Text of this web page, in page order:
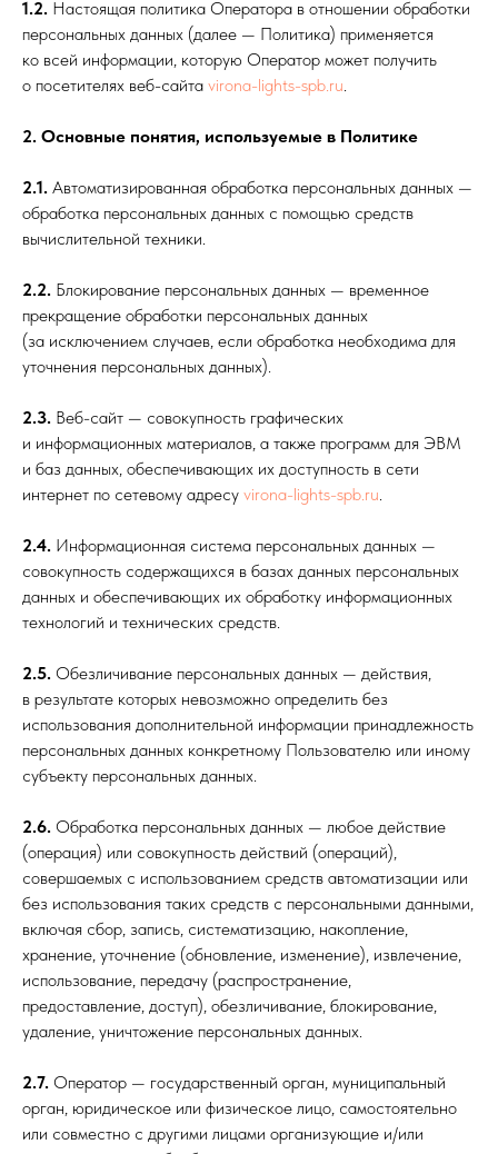
1.2. Настоящая политика Оператора в отношении обработки
персональных данных (далее — Политика) применяется
ко всей информации, которую Оператор может получить
о посетителях веб-сайта virona-lights-spb.ru
2. Основные понятия, используемые в Политике
2.1. Автоматизированная обработка персональных данных —
обработка персональных данных с помощью средств
вычислительной техники.
2.2. Блокирование персональных данных — временное
прекращение обработки персональных данных
(за исключением случаев, если обработка необходима для
уточнения персональных данных).
2.3. Веб-сайт — совокупность графических
и информационных материалов, а также программ для ЭВМ
и баз данных, обеспечивающих их доступность в сети
интернет по сетевому адресу virona-lights-spb.ru
2.4. Информационная система персональных данных —
совокупность содержащихся в базах данных персональных
данных и обеспечивающих их обработку информационных
технологий и технических средств.
2.5. Обезличивание персональных данных — действия,
в результате которых невозможно определить без
использования дополнительной информации принадлежность
персональных данных конкретному Пользователю или иному
субъекту персональных данных.
2.6. Обработка персональных данных — любое действие
(операция) или совокупность действий (операций),
совершаемых с использованием средств автоматизации или
без использования таких средств с персональными данными,
включая сбор, запись, систематизацию, накопление,
хранение, уточнение (обновление, изменение), извлечение,
использование, передачу (распространение,
предоставление, доступ), обезличивание, блокирование,
удаление, уничтожение персональных данных.
2.7. Оператор — государственный орган, муниципальный
орган, юридическое или физическое лицо, самостоятельно
или совместно с другими лицами организующие и/или